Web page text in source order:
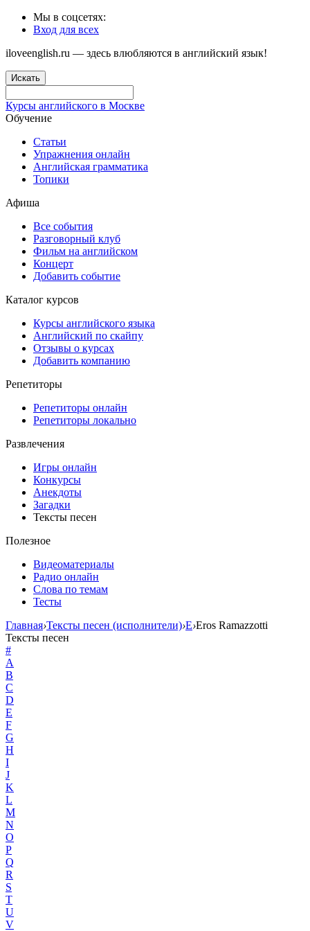
Мы в соцсетях:
Вход для всех
iloveenglish.ru — здесь влюбляются в английский язык!
Искать
Курсы английского в Москве
Обучение
Статьи
Упражнения онлайн
Английская грамматика
Топики
Афиша
Все события
Разговорный клуб
Фильм на английском
Концерт
Добавить событие
Каталог курсов
Курсы английского языка
Английский по скайпу
Отзывы о курсах
Добавить компанию
Репетиторы
Репетиторы онлайн
Репетиторы локально
Развлечения
Игры онлайн
Конкурсы
Анекдоты
Загадки
Тексты песен
Полезное
Видеоматериалы
Радио онлайн
Слова по темам
Тесты
Главная›Тексты песен (исполнители)›E›Eros Ramazzotti
Тексты песен
#
A
B
C
D
E
F
G
H
I
J
K
L
M
N
O
P
Q
R
S
T
U
V